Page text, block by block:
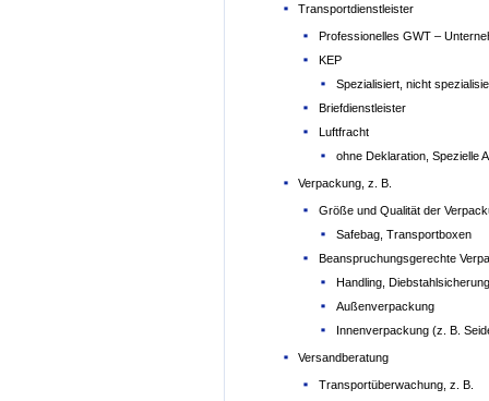
Transportdienstleister
Professionelles GWT –
KEP
Spezialisiert, nicht
Briefdienstleister
Luftfracht
ohne Deklaration, Spezielle
Verpackung, z. B.
Größe und Qualität der
Safebag, Transportboxen
Beanspruchungsgerechte
Handling,
Außenverpackung
Innenverpackung (z. B.
Versandberatung
Transportüberwachung, z. B.